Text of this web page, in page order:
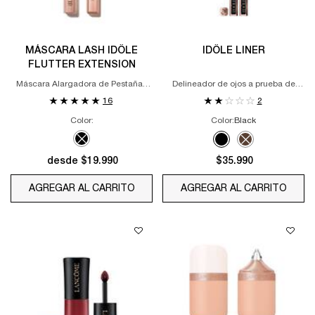
MÁSCARA LASH IDÔLE
FLUTTER EXTENSION
Máscara Alargadora de Pestañas
16
Color:
Selected
The product variation is out of stock, 01 TRUE BLACK color
desde $19.990
AGREGAR AL CARRITO MÁSCARA LASH IDÔLE FLUTTER
IDÔLE LINER
Delineador de ojos a prueba de
2
Color: Black
Selected
Black color for IDÔLE
Selected
The product
$35.990
AGREGAR AL CARRITO